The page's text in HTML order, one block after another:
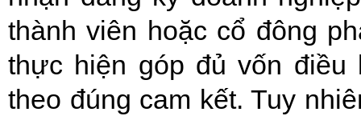
thành viên hoặc cổ đông
thực hiện góp đủ vốn điều
theo đúng cam kết. Tuy